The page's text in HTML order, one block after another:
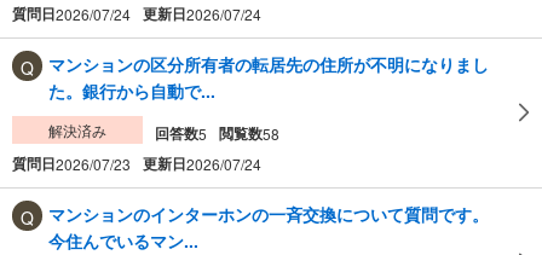
質問日2026/07/24 更新日2026/07/24
マンションの区分所有者の転居先の住所が不明になりまし
た。銀行から自動で...
解決済み 回答数5 閲覧数58
質問日2026/07/23 更新日2026/07/24
マンションのインターホンの一斉交換について質問です。
今住んでいるマン...